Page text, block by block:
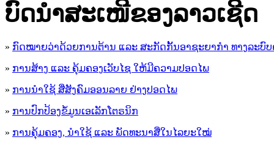
ບົດນຳສະເໜີຂອງລາວເຊີດ
» ກົດໝາຍວ່າດ້ວຍການຕ້ານ ແລະ ສະກັດກັ້ນອາຊະຍາກຳ ທາງລະບົບ
» ການສ້າງ ແລະ ຄຸ້ມຄອງເວັບໄຊ ໃຫ້ມີຄວາມປອດໄພ
» ການນຳໃຊ້ ສື່ສັງຄົມອອນລາຍ ຢ່າງປອດໄພ
» ການ​ປົກ​ປ້ອງ​ຂໍ້​ມູນ​ເອ​ເລັກ​ໂຕ​ຣ​ນິກ
» ການຄຸ້ມຄອງ, ນໍາໃຊ້ ແລະ ພັດທະນາສື່ໃນໄລຍະໃໝ່